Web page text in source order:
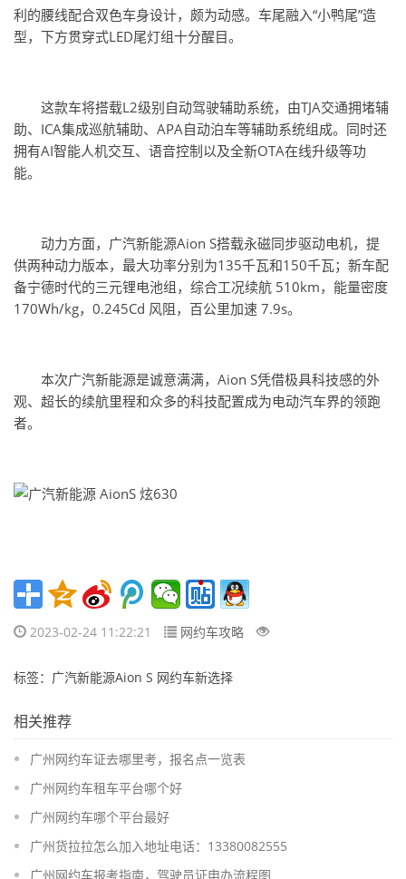
利的腰线配合双色车身设计，颇为动感。车尾融入“小鸭尾”造
型，下方贯穿式LED尾灯组十分醒目。
这款车将搭载L2级别自动驾驶辅助系统，由TJA交通拥堵辅
助、ICA集成巡航辅助、APA自动泊车等辅助系统组成。同时还
拥有AI智能人机交互、语音控制以及全新OTA在线升级等功
能。
动力方面，广汽新能源Aion S搭载永磁同步驱动电机，提
供两种动力版本，最大功率分别为135千瓦和150千瓦；新车配
备宁德时代的三元锂电池组，综合工况续航 510km，能量密度
170Wh/kg，0.245Cd 风阻，百公里加速 7.9s。
本次广汽新能源是诚意满满，Aion S凭借极具科技感的外
观、超长的续航里程和众多的科技配置成为电动汽车界的领跑
者。
2023-02-24 11:22:21 网约车攻略
标签：广汽新能源Aion S 网约车新选择
相关推荐
广州网约车证去哪里考，报名点一览表
广州网约车租车平台哪个好
广州网约车哪个平台最好
广州货拉拉怎么加入地址电话：13380082555
广州网约车报考指南，驾驶员证申办流程图